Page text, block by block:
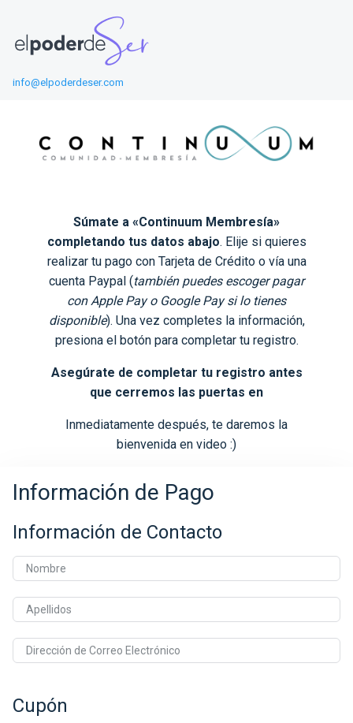
info@elpoderdeser.com
Súmate a «Continuum Membresía»
completando tus datos abajo. Elije si quieres
realizar tu pago con Tarjeta de Crédito o vía una
cuenta Paypal (también puedes escoger pagar
con Apple Pay o Google Pay si lo tienes
disponible). Una vez completes la información,
presiona el botón para completar tu registro.
Asegúrate de completar tu registro antes
que cerremos las puertas en
Inmediatamente después, te daremos la
bienvenida en video :)
Información de Pago
Información de Contacto
Nombre
Apellidos
Dirección de Correo Electrónico
Cupón